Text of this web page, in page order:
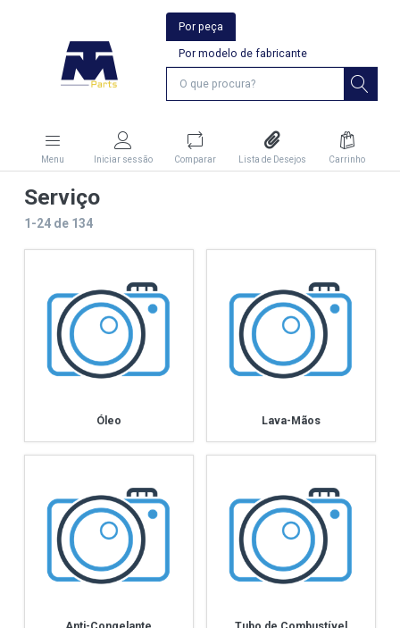
Por peça
Por modelo de fabricante
Menu Iniciar sessão Comparar Lista de Desejos Carrinho
Serviço
1-24de 134
Óleo Lava-Mãos